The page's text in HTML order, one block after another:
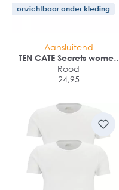
onzichtbaar onder kleding
Aansluitend
TEN CATE Secrets women
shorts (1-pack)
Rood
24,95